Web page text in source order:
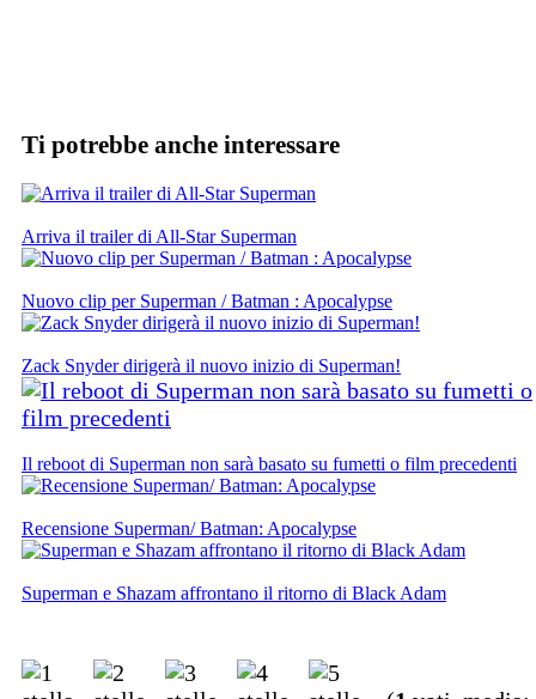
Ti potrebbe anche interessare
Arriva il trailer di All-Star Superman
Nuovo clip per Superman / Batman : Apocalypse
Zack Snyder dirigerà il nuovo inizio di Superman!
Il reboot di Superman non sarà basato su fumetti o film precedenti
Recensione Superman/ Batman: Apocalypse
Superman e Shazam affrontano il ritorno di Black Adam